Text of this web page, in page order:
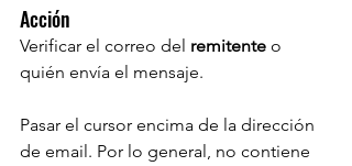
Acción
Verificar el correo del remitente o
quién envía el mensaje.
Pasar el cursor encima de la dirección
de email. Por lo general, no contiene